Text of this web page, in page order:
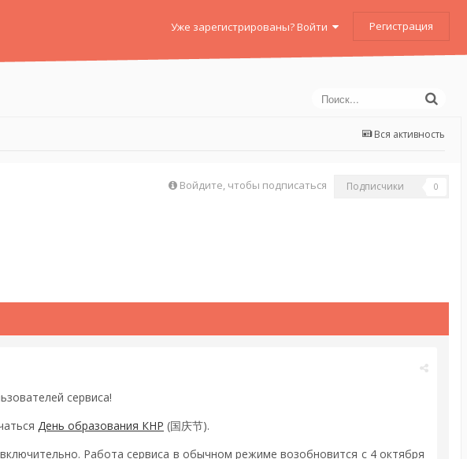
Уже зарегистрированы? Войти Регистрация
Вся активность
Войдите, чтобы подписаться Подписчики 0
сервиса!
День образования КНР (国庆节).
включительно. Работа сервиса в обычном режиме возобновится с 4 октября